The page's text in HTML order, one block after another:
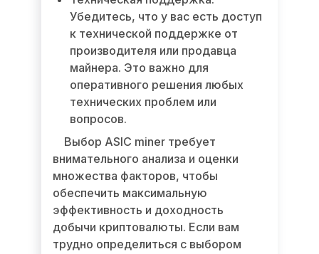
Убедитесь, что у вас есть доступ
к технической поддержке от
производителя или продавца
майнера. Это важно для
оперативного решения любых
технических проблем или
вопросов.
Выбор ASIC miner требует
внимательного анализа и оценки
множества факторов, чтобы
обеспечить максимальную
эффективность и доходность
добычи криптовалюты. Если вам
трудно определиться с выбором